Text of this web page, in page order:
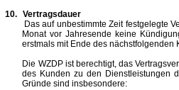
10. Vertragsdauer
Das auf unbestimmte Zeit festgelegte
Monat vor Jahresende keine
erstmals mit Ende des
Die WZDP ist berechtigt, das
des Kunden zu den Dienstleistungen
Gründe sind insbesondere: